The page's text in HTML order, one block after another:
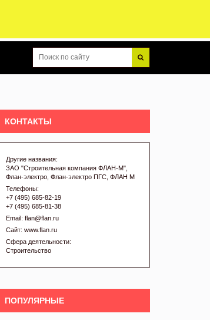
КОНТАКТЫ
Другие названия:
ЗАО "Строительная компания ФЛАН-М",
Флан-электро, Флан-электро ПГС, ФЛАН М
Телефоны:
+7 (495) 685-82-19
+7 (495) 685-81-38
Email: flan@flan.ru
Сайт: www.flan.ru
Сфера деятельности:
Строительство
ПОПУЛЯРНЫЕ